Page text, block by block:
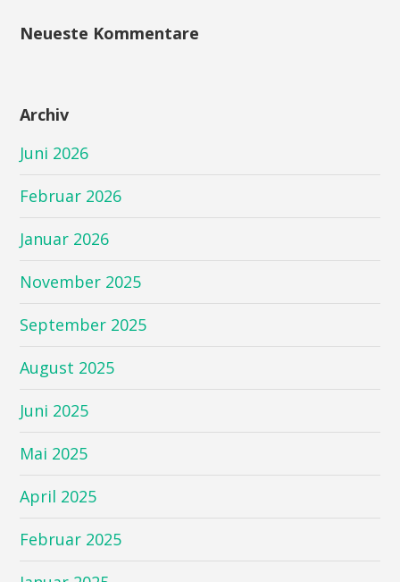
Neueste Kommentare
Archiv
Juni 2026
Februar 2026
Januar 2026
November 2025
September 2025
August 2025
Juni 2025
Mai 2025
April 2025
Februar 2025